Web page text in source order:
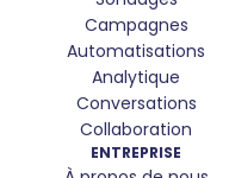
Campagnes
Automatisations
Analytique
Conversations
Collaboration
ENTREPRISE